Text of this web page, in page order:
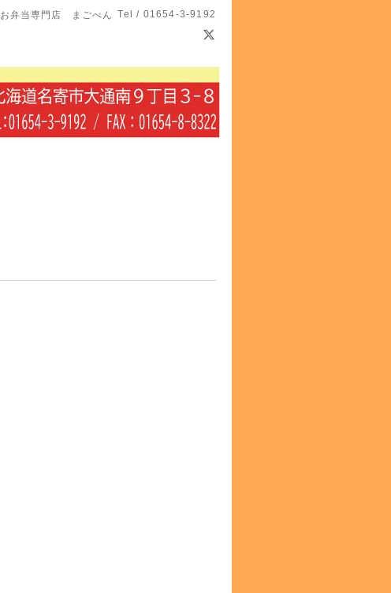
お弁当専門店 まごべん Tel / 01654-3-9192